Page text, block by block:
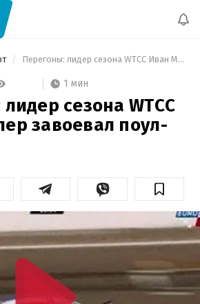
Перегоны: лидер сезона WTCC Иван Мюллер завоевал поул-позишн
1 мин
сезона WTCC
завоевал поул-